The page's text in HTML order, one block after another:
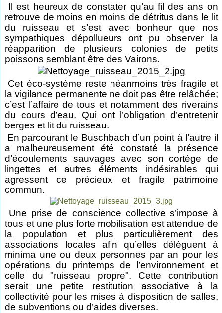
Il est heureux de constater qu’au fil des ans on
retrouve de moins en moins de détritus dans le lit
du ruisseau et s’est avec bonheur que nos
sympathiques dépollueurs ont pu observer la
réapparition de plusieurs colonies de petits
poissons semblant être des Vairons.
Cet éco-système reste néanmoins très fragile et
la vigilance permanente ne doit pas être relâchée;
c’est l’affaire de tous et notamment des riverains
du cours d’eau. Qui ont l’obligation d’entretenir
berges et lit du ruisseau.
En parcourant le Buschbach d’un point à l’autre il
a malheureusement été constaté la présence
d’écoulements sauvages avec son cortège de
lingettes et autres éléments indésirables qui
agressent ce précieux et fragile patrimoine
commun.
Une prise de conscience collective s’impose à
tous et une plus forte mobilisation est attendue de
la population et plus particulièrement des
associations locales afin qu’elles délèguent à
minima une ou deux personnes par an pour les
opérations du printemps de l’environnement et
celle du "ruisseau propre". Cette contribution
serait une petite restitution associative à la
collectivité pour les mises à disposition de salles,
de subventions ou d’aides diverses.